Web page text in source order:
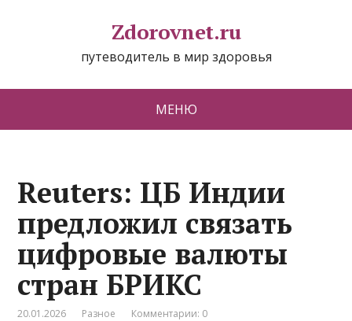
Zdorovnet.ru
путеводитель в мир здоровья
МЕНЮ
Reuters: ЦБ Индии
предложил связать
цифровые валюты
стран БРИКС
20.01.2026 Разное Комментарии: 0